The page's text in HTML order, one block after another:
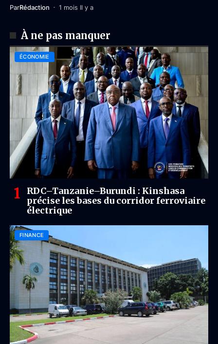
ParRédaction 1 mois Il y a
À ne pas manquer
ÉCONOMIE
RDC–Tanzanie–Burundi : Kinshasa
précise les bases du corridor ferroviaire
électrique
FINANCE